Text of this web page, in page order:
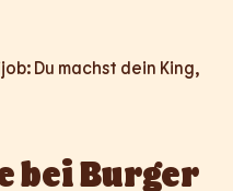
Du machst dein King,
bei Burger